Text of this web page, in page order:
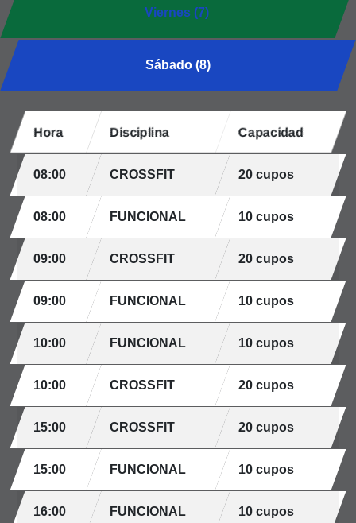
Viernes (7)
Sábado (8)
Hora Disciplina Capacidad
08:00 CROSSFIT 20 cupos
08:00 FUNCIONAL 10 cupos
09:00 CROSSFIT 20 cupos
09:00 FUNCIONAL 10 cupos
10:00 FUNCIONAL 10 cupos
10:00 CROSSFIT 20 cupos
15:00 CROSSFIT 20 cupos
15:00 FUNCIONAL 10 cupos
16:00 FUNCIONAL 10 cupos